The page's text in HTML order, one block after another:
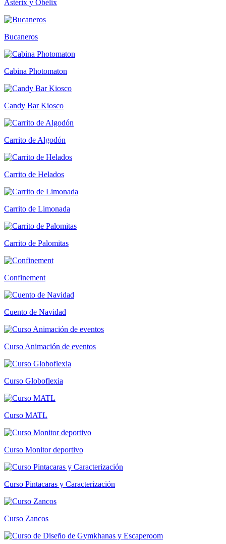
Astérix y Obélix
Bucaneros
Cabina Photomaton
Candy Bar Kiosco
Carrito de Algodón
Carrito de Helados
Carrito de Limonada
Carrito de Palomitas
Confinement
Cuento de Navidad
Curso Animación de eventos
Curso Globoflexia
Curso MATL
Curso Monitor deportivo
Curso Pintacaras y Caracterización
Curso Zancos